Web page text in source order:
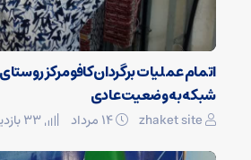
اتمام عملیات برگردان کافو مرکز
شبکه به وضعیت عادی
zhaket site